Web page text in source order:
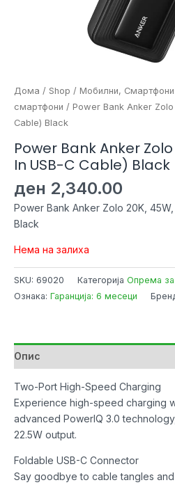
Дома / Shop / Мобилни, Смартфони
смартфони / Power Bank Anker
Cable) Black
Power Bank Anker
In USB-C Cable) Black
ден 2,340.00
Power Bank Anker Zolo 20K,
Black
Нема на залиха
SKU: 69020 Категорија Опрема
Ознака: Гаранција: 6 месеци
Опис
Two-Port High-Speed Charging
Experience high-speed charging
advanced PowerIQ 3.0
22.5W output.
Foldable USB-C Connector
Say goodbye to cable tangles